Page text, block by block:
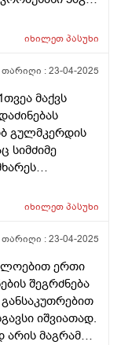
კიდე 91
ხანში
იხილეთპასუხი
თარიღი :23-04-2025
მაქვს
გულმკერდის
სიმძიმე
რადგან
გამოწვეული?
იხილეთპასუხი
თარიღი :23-04-2025
ერთი
შეგრძნება
იშვიათად.
არის მაგრამ